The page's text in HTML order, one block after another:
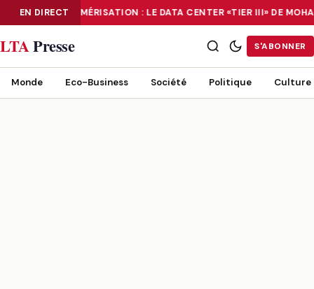
EN DIRECTNUMÉRISATION : LE DATA CENTER «TIER III» DE
NUMÉRISATION : LE DATA CENTER «TIER III» DE MOHAMMADIA, UN
LTAPresse S'ABONNER
Monde Eco-Business Société Politique Culture